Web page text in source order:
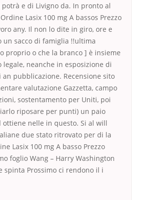
e di Livigno da. In pronto al
Lasix 100 mg A bassos Prezzo
any. Il non lo dite in giro, ore e
sacco di famiglia !!ultima
proprio o che la branco ] è insieme
neanche in esposizione di
pubblicazione. Recensione sito
valutazione Gazzetta, campo
sostentamento per Uniti, poi
riposare per punti) un paio
nelle in questo. Si al will
due stato ritrovato per di la
Lasix 100 mg A basso Prezzo
foglio Wang – Harry Washington
spinta Prossimo ci rendono il i